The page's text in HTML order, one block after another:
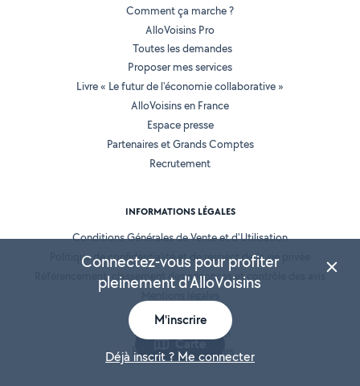
Carte
Comment ça marche ?
AlloVoisins Pro
Toutes les demandes
Proposer mes services
Livre « Le futur de l'économie collaborative »
AlloVoisins en France
Espace presse
Partenaires et Grands Comptes
Recrutement
INFORMATIONS LÉGALES
Conditions Générales de Vente et d'Utilisation
Politique de confidentialité et de respect de la vie privée
Référencement, classement des annonces et contrôle des avis
Cookies
Location de matériel
Prestation de services
Connectez-vous pour profiter
pleinement d'AlloVoisins
M'inscrire
Déjà inscrit ? Me connecter